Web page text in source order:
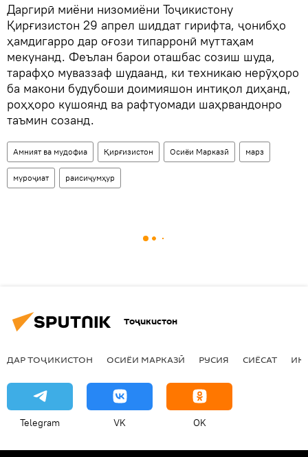
Даргирӣ миёни низомиёни Тоҷикистону
Қирғизистон 29 апрел шиддат гирифта, ҷонибҳо
ҳамдигарро дар оғози типарронӣ муттаҳам
мекунанд. Феълан барои оташбас созиш шуда,
тарафҳо муваззаф шудаанд, ки техникаю нерӯҳоро
ба макони будубоши доимияшон интиқол диҳанд,
роҳҳоро кушоянд ва рафтуомади шаҳрвандонро
таъмин созанд.
Амният ва мудофиа Қирғизистон Осиёи Марказӣ марз
муроҷиат раисиҷумҳур
Тоҷикистон
ДАР ТОҶИКИСТОН ОСИЁИ МАРКАЗӢ РУСИЯ СИЁСАТ
Telegram VK OK